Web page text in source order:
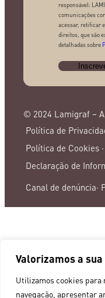
Valorizamos a
Utilizamos cookies para
navegação, apresentar
responsável:
comunicações
acessar, retificar
direitos, que são
detalhadas sobre
© 2024 Lamigraf –
Política de
Política de Cookies ·
Declaração de
Canal de denúncia·